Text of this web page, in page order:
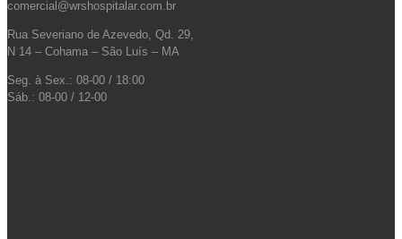
comercial@wrshospitalar.com.br
Rua Severiano de Azevedo, Qd. 29,
N 14 – Cohama – São Luís – MA
Seg. à Sex.: 08-00 / 18:00
Sáb.: 08-00 / 12-00